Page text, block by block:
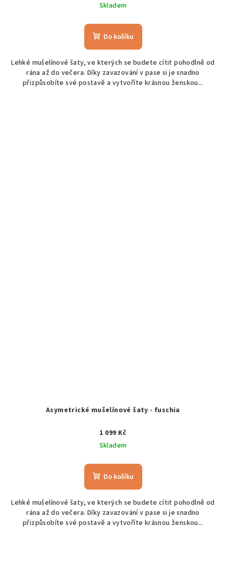
Skladem
Do košíku
Lehké mušelínové šaty, ve kterých se budete cítit pohodlně od
rána až do večera. Díky zavazování v pase si je snadno
přizpůsobíte své postavě a vytvoříte krásnou ženskou...
Asymetrické mušelínové šaty - fuschia
1 099 Kč
Skladem
Do košíku
Lehké mušelínové šaty, ve kterých se budete cítit pohodlně od
rána až do večera. Díky zavazování v pase si je snadno
přizpůsobíte své postavě a vytvoříte krásnou ženskou...